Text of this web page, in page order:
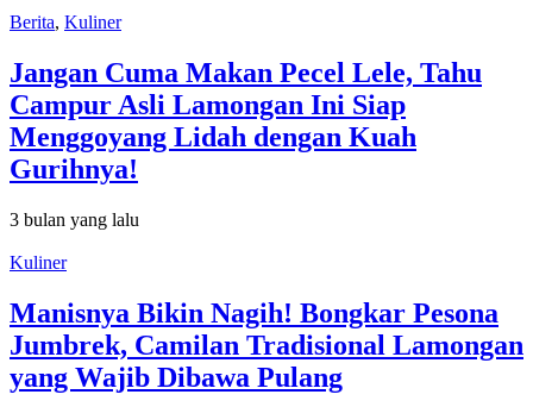
Berita, Kuliner
Jangan Cuma Makan Pecel Lele, Tahu
Campur Asli Lamongan Ini Siap
Menggoyang Lidah dengan Kuah
Gurihnya!
3 bulan yang lalu
Kuliner
Manisnya Bikin Nagih! Bongkar Pesona
Jumbrek, Camilan Tradisional Lamongan
yang Wajib Dibawa Pulang